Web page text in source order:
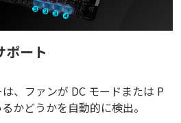
ポート
、ファンが DC モードまたは P
かどうかを自動的に検出。